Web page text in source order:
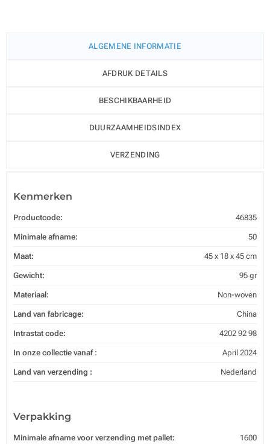
ALGEMENE INFORMATIE
AFDRUK DETAILS
BESCHIKBAARHEID
DUURZAAMHEIDSINDEX
VERZENDING
Kenmerken
Productcode: 46835
Minimale afname: 50
Maat: 45 x 18 x 45 cm
Gewicht: 95 gr
Materiaal: Non-woven
Land van fabricage: China
Intrastat code: 4202 92 98
In onze collectie vanaf : April 2024
Land van verzending : Nederland
Verpakking
Minimale afname voor verzending met pallet: 1600